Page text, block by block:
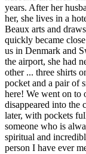
years. After her
her, she lives in a
Beaux arts and
quickly became
us in Denmark and
the airport, she had
other ... three shirts
pocket and a pair of
here! We went on to
disappeared into the
later, with pockets
someone who is
spiritual and
person I have ever